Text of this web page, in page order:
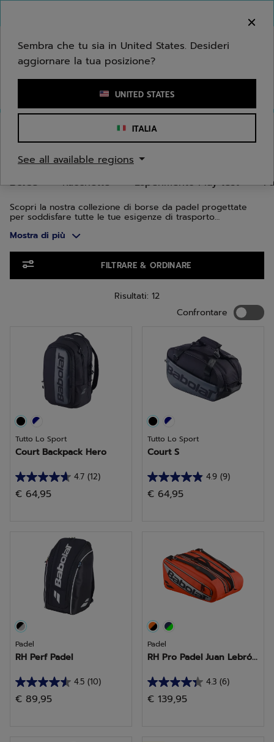
Inserisci una parola chiave o il numero di un articolo
BORSE DA PADEL
Racchette Esperimento Play test
Borse
Scopri la nostra collezione di borse da padel progettate
per soddisfare tutte le tue esigenze di trasporto
esperto, le nostre borse offrono la combinazione perfetta
protezione della tua attrezzatura.
Mostra di più
FILTRARE & ORDINARE
Risultati: 12
Confrontare
Tutto Lo Sport
Court Backpack Hero
4.7 (12)
4.7
su
recensioni
€ 64,95
Tutto Lo Sport
Court S
4.9 (9)
4.9
su
recensioni
€ 64,95
Padel
RH Perf Padel
4.5 (10)
4.5
su
€ 89,95
Padel
RH Pro Padel Juan Lebró...
4.3 (6)
4.3
su
€ 139,95
Sembra che tu sia in United States. Desideri
aggiornare la tua posizione?
UNITED STATES
ITALIA
See all available regions